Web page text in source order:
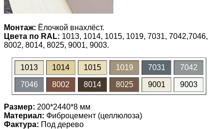
Монтаж: Ёлочкой внахлёст.
Цвета по RAL: 1013, 1014, 1015, 1019, 7031, 7042,7046,
8002, 8014, 8025, 9001, 9003.
1013 1014 1015 1019 7031 7042
7046 8002 8014 8025 9001 9003
Размер: 200*2440*8 мм
Материал: Фиброцемент (целлюлоза)
Фактура: Под дерево